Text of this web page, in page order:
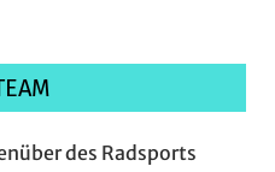
des Radsports